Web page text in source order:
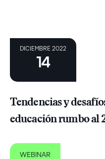
DICIEMBRE 2022
14
Tendencias y
educación rumbo al
WEBINAR